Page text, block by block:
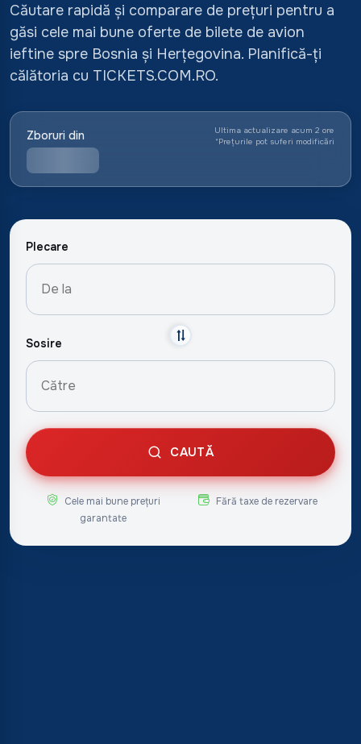
Căutare rapidă și comparare de prețuri pentru a
găsi cele mai bune oferte de bilete de avion
ieftine spre Bosnia și Herțegovina. Planifică-ți
călătoria cu TICKETS.COM.RO.
Zboruri din
Ultima actualizare acum 2 ore
*Prețurile pot suferi modificări
Plecare
Sosire
CAUTĂ
Cele mai bune prețuri
garantate
Fără taxe de rezervare